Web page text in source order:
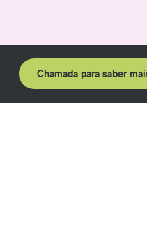
Chamada para saber